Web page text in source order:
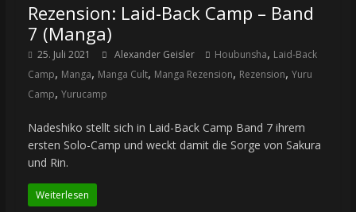
Rezension: Laid-Back Camp – Band
7 (Manga)
25. Juli 2021 Alexander Geisler Houbunsha, Laid-Back
Camp, Manga, Manga Cult, Manga Rezension, Rezension, Yuru
Camp, Yurucamp
Nadeshiko stellt sich in Laid-Back Camp Band 7 ihrem
ersten Solo-Camp und weckt damit die Sorge von Sakura
und Rin.
Weiterlesen